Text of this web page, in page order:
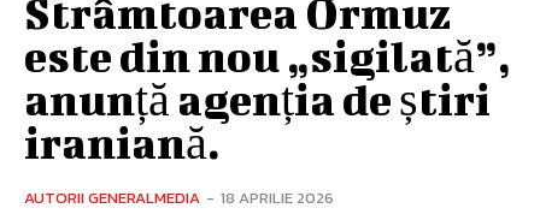
Strâmtoarea Ormuz
este din nou „sigilată”,
anunță agenția de știri
iraniană.
AUTORII GENERALMEDIA - 18 APRILIE 2026